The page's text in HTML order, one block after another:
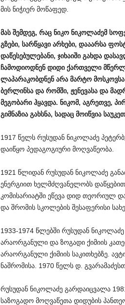
მის ნიჭიერ მოწაფედ.
მას შემდეგ, რაც ნიკო ნიკოლაძემ
გზები, სარწყავი არხები, დააარსა
დაწესებულებანი, ჯიხაიში გახდა
ჩამოდიოდნენ დიდი ქართველი
ლაპარაკობდნენ არა მარტო მოსკოვსა
ბერლინსა და რომში, ჟენევასა და
მეგობარი ჰყავდა. ნიკომ, აგრეთვე,
გიმნაზია გახსნა, სადაც მოიწვია
1917 წელს რუსუდან ნიკოლაძე
დაიწყო პედაგოგიური მოღვაწეობა.
1921 წლიდან რუსუდან ნიკოლაძე
ენერგიით ხელმძღვანელობს
კომისარიატში ეწევა დიდ თეორიულ
და შრომის სკოლების შესაფერისი
1933-1974 წლებში რუსუდან
არაორგანული და ზოგადი ქიმიის
არაორგანული ქიმიის საკითხებზე.
ნაშრომისა. 1970 წელს დ.
რუსუდან ნიკოლაძე გარდაიცვალა
საზოგადო მოღვაწეთა დიდუბის